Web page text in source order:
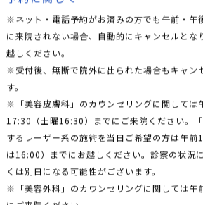
※ネット・電話予約がお済みの方でも午前・午
に来院されない場合、自動的にキャンセルとな
越しください。
※受付後、無断で院外に出られた場合もキャン
す。
※「美容皮膚科」のカウンセリングに関しては
17:30（土曜16:30）までにご来院ください。
するレーザー系の施術を当日ご希望の方は午
は16:00）までにお越しください。診察の状況
くは別日になる可能性がございます。
※「美容外科」のカウンセリングに関しては
にご来院ください。